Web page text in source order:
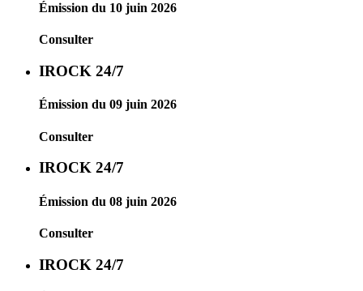
Émission du 10 juin 2026
Consulter
IROCK 24/7
Émission du 09 juin 2026
Consulter
IROCK 24/7
Émission du 08 juin 2026
Consulter
IROCK 24/7